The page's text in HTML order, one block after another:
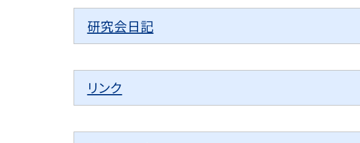
研究会日記
リンク